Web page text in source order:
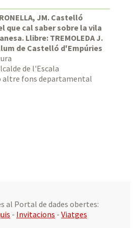
JM. Castelló
que cal saber sobre la vila
Llibre: TREMOLEDA J.
de Castelló d'Empúries
de l'Escala
fons departamental
al Portal de dades obertes:
- Invitacions - Viatges